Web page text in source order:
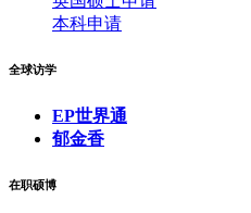
本科申请
全球访学
EP世界通
郁金香
在职硕博